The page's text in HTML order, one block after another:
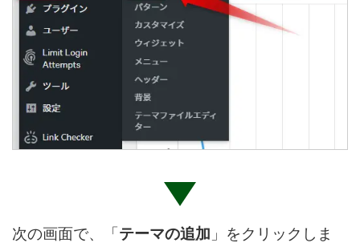
次の画面で、「テーマの追加 」をクリックしま